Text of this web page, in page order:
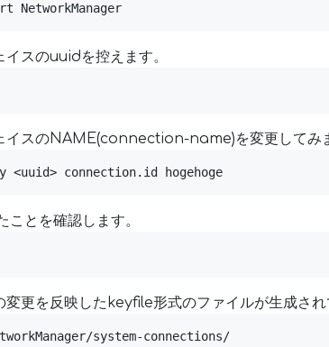
NetworkManager
スのuuidを控えます。
イスのNAME(connection-name)を変更してみ
<uuid> connection.id hogehoge
とを確認します。
変更を反映したkeyfile形式のファイルが生成され
system-connections/